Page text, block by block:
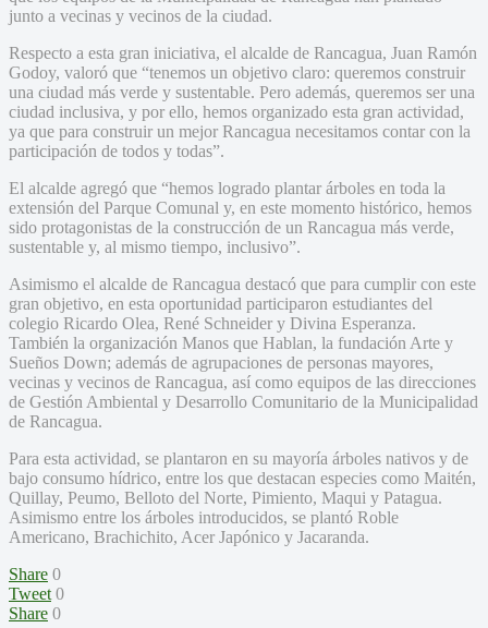
junto a vecinas y vecinos de la ciudad.
Respecto a esta gran iniciativa, el alcalde de Rancagua, Juan Ramón
Godoy, valoró que “tenemos un objetivo claro: queremos construir
una ciudad más verde y sustentable. Pero además, queremos ser una
ciudad inclusiva, y por ello, hemos organizado esta gran actividad,
ya que para construir un mejor Rancagua necesitamos contar con la
participación de todos y todas”.
El alcalde agregó que “hemos logrado plantar árboles en toda la
extensión del Parque Comunal y, en este momento histórico, hemos
sido protagonistas de la construcción de un Rancagua más verde,
sustentable y, al mismo tiempo, inclusivo”.
Asimismo el alcalde de Rancagua destacó que para cumplir con este
gran objetivo, en esta oportunidad participaron estudiantes del
colegio Ricardo Olea, René Schneider y Divina Esperanza.
También la organización Manos que Hablan, la fundación Arte y
Sueños Down; además de agrupaciones de personas mayores,
vecinas y vecinos de Rancagua, así como equipos de las direcciones
de Gestión Ambiental y Desarrollo Comunitario de la Municipalidad
de Rancagua.
Para esta actividad, se plantaron en su mayoría árboles nativos y de
bajo consumo hídrico, entre los que destacan especies como Maitén,
Quillay, Peumo, Belloto del Norte, Pimiento, Maqui y Patagua.
Asimismo entre los árboles introducidos, se plantó Roble
Americano, Brachichito, Acer Japónico y Jacaranda.
Share 0
Tweet 0
Share 0